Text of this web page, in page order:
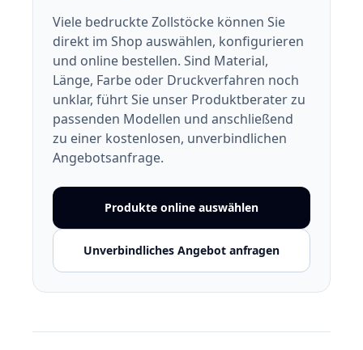
Viele bedruckte Zollstöcke können Sie
direkt im Shop auswählen, konfigurieren
und online bestellen. Sind Material,
Länge, Farbe oder Druckverfahren noch
unklar, führt Sie unser Produktberater zu
passenden Modellen und anschließend
zu einer kostenlosen, unverbindlichen
Angebotsanfrage.
Produkte online auswählen
Unverbindliches Angebot anfragen